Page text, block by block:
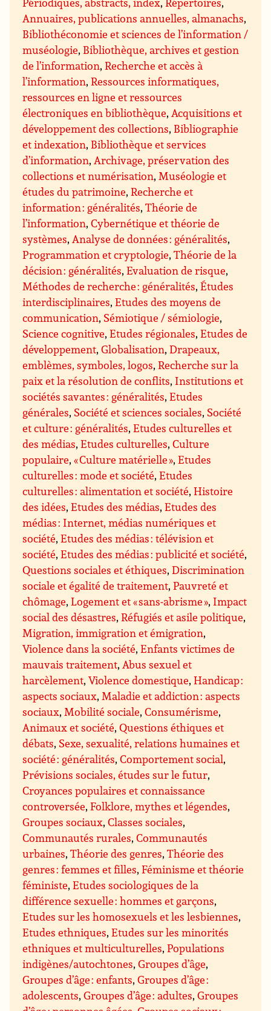
Annuaires, publications annuelles, almanachs,
Bibliothéconomie et sciences de l’information /
muséologie, Bibliothèque, archives et gestion
de l’information,Recherche et accès à
l’information,Ressources informatiques,
ressources en ligne et ressources
électroniques en bibliothèque,Acquisitions et
développement des collections, Bibliographie
et indexation, Bibliothèque et services
d’information,Archivage, préservation des
collections et numérisation,Muséologie et
études du patrimoine,Recherche et
information : généralités,Théorie de
l’information,Cybernétique et théorie de
systèmes,Analyse de données : généralités,
Programmation et cryptologie,Théorie de la
décision : généralités,Evaluation de risque,
Méthodes de recherche : généralités,Études
interdisciplinaires,Etudes des moyens de
communication, Sémiotique / sémiologie,
Science cognitive,Etudes régionales,Etudes de
développement,Globalisation,Drapeaux,
emblèmes, symboles, logos,Recherche sur la
paix et la résolution de conflits, Institutions et
sociétés savantes : généralités,Etudes
générales, Société et sciences sociales, Société
et culture : généralités,Etudes culturelles et
des médias,Etudes culturelles,Culture
populaire,« Culture matérielle »,Etudes
culturelles : mode et société,Etudes
culturelles : alimentation et société,Histoire
des idées,Etudes des médias,Etudes des
médias : Internet, médias numériques et
société,Etudes des médias : télévision et
société,Etudes des médias : publicité et société,
Questions sociales et éthiques,Discrimination
sociale et égalité de traitement,Pauvreté et
chômage,Logement et « sans-abrisme », Impact
social des désastres,Réfugiés et asile politique,
Migration, immigration et émigration,
Violence dans la société,Enfants victimes de
mauvais traitement,Abus sexuel et
harcèlement,Violence domestique,Handicap :
aspects sociaux,Maladie et addiction : aspects
sociaux,Mobilité sociale,Consumérisme,
Animaux et société,Questions éthiques et
débats, Sexe, sexualité, relations humaines et
société : généralités,Comportement social,
Prévisions sociales, études sur le futur,
Croyances populaires et connaissance
controversée,Folklore, mythes et légendes,
Groupes sociaux,Classes sociales,
Communautés rurales,Communautés
urbaines,Théorie des genres,Théorie des
genres : femmes et filles,Féminisme et théorie
féministe,Etudes sociologiques de la
différence sexuelle : hommes et garçons,
Etudes sur les homosexuels et les lesbiennes,
Etudes ethniques,Etudes sur les minorités
ethniques et multiculturelles,Populations
indigènes/autochtones,Groupes d’âge,
Groupes d’âge : enfants,Groupes d’âge :
adolescents,Groupes d’âge : adultes,Groupes